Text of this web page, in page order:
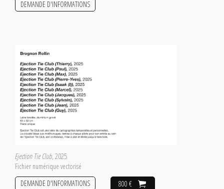
DEMANDE D'INFORMATIONS
Ejection Tie Club, 2025
Fichier numérique vectorisé
800 €
DEMANDE D'INFORMATIONS